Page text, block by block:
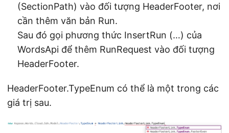
(SectionPath) vào đối tượng HeaderFooter, nơi
cần thêm văn bản Run.
Sau đó gọi phương thức InsertRun (…) của
WordsApi để thêm RunRequest vào đối tượng
HeaderFooter.
HeaderFooter.TypeEnum có thể là một trong các
giá trị sau.